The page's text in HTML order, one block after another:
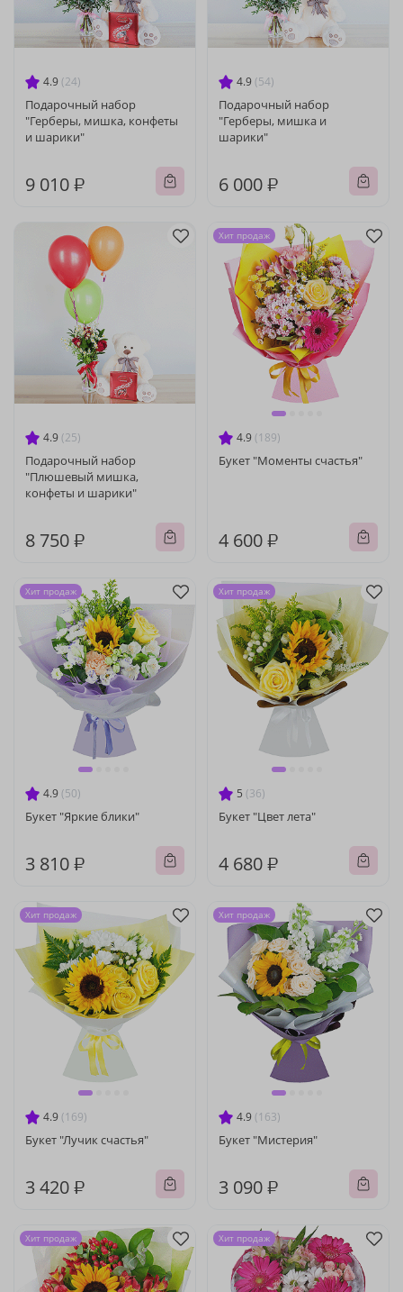
4.9 (24)
Подарочный набор
"Герберы, мишка, конфеты
и шарики"
9 010 ₽
4.9 (54)
Подарочный набор
"Герберы, мишка и
шарики"
6 000 ₽
4.9 (25)
Подарочный набор
"Плюшевый мишка,
конфеты и шарики"
8 750 ₽
4.9 (189)
Букет "Моменты счастья"
4 600 ₽
Хит продаж
4.9 (50)
Букет "Яркие блики"
3 810 ₽
Хит продаж
5 (36)
Букет "Цвет лета"
4 680 ₽
Хит продаж
4.9 (169)
Букет "Лучик счастья"
3 420 ₽
Хит продаж
4.9 (163)
Букет "Мистерия"
3 090 ₽
Хит продаж
Хит продаж Хит продаж